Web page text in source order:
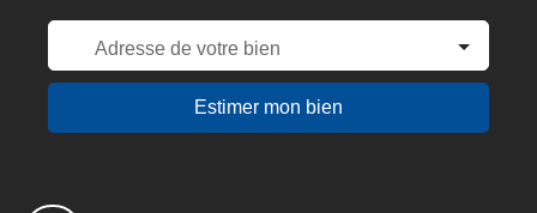
Adresse de votre bien
Estimer mon bien